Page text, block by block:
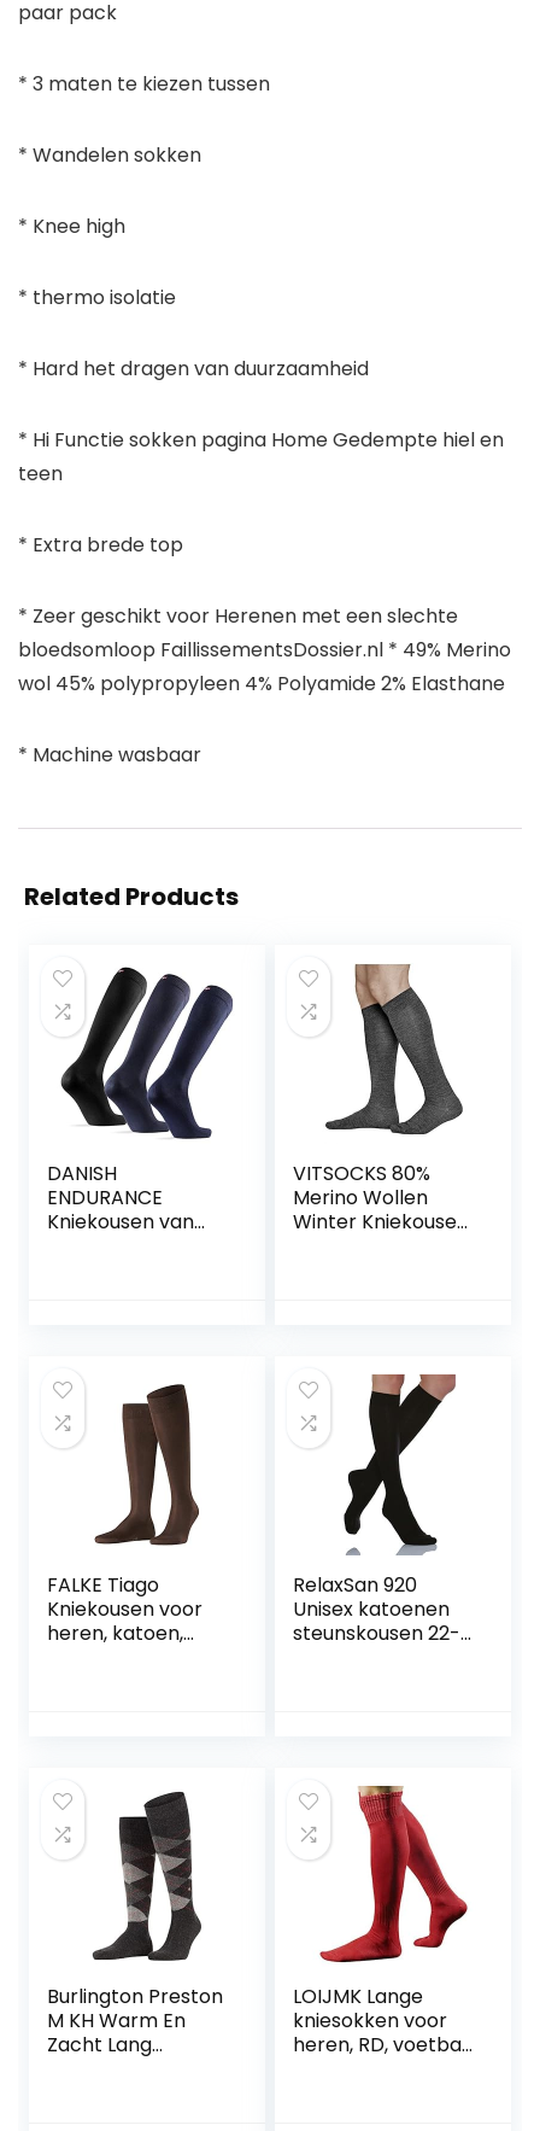
paar pack
* 3 maten te kiezen tussen
* Wandelen sokken
* Knee high
* thermo isolatie
* Hard het dragen van duurzaamheid
* Hi Functie sokken pagina Home Gedempte hiel en
teen
* Extra brede top
* Zeer geschikt voor Herenen met een slechte
bloedsomloop FaillissementsDossier.nl * 49% Merino
wol 45% polypropyleen 4% Polyamide 2% Elasthane
* Machine wasbaar
Related Products
DANISH
ENDURANCE
Kniekousen van
VITSOCKS 80%
Merino Wollen
Winter Kniekousen
FALKE Tiago
Kniekousen voor
heren, katoen,
eenkleurig, hoog
en dun, 1 paar
RelaxSan 920
Unisex katoenen
steunskousen 22-
Burlington Preston
M KH Warm En
Zacht Lang
LOIJMK Lange
kniesokken voor
heren, RD, voetbal,